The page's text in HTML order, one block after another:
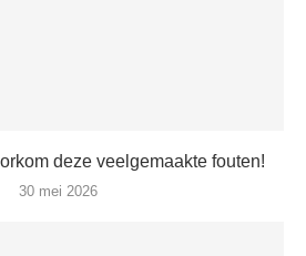
deze veelgemaakte fouten!
30 mei 2026